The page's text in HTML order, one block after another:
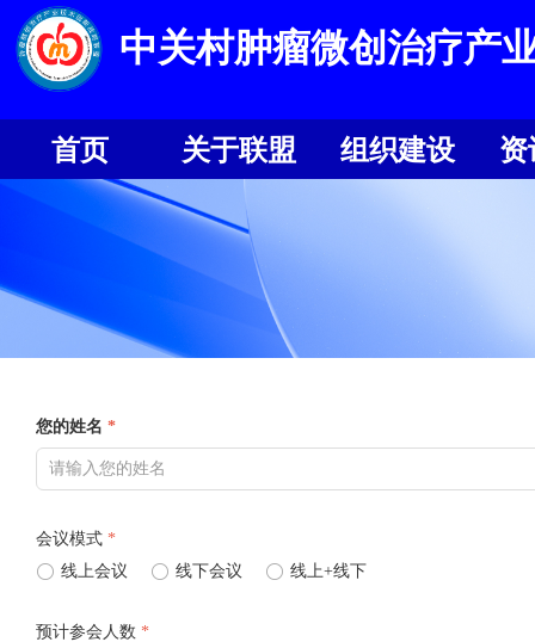
首页
首页
关于联盟
关于联盟
组织建设
资
中关村肿瘤微创治疗产
您的姓名 *
会议模式 *
ꀐ 线上会议 ꀐ 线下会议 ꀐ 线上+线下
预计参会人数 *